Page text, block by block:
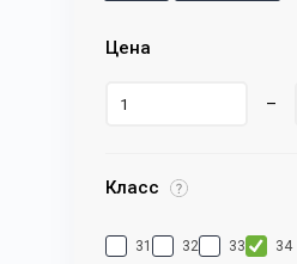
Цена
–
Класс
31 32 33 34